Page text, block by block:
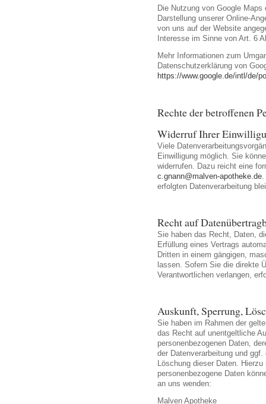
Die Nutzung von Google
Darstellung unserer Online-
von uns auf der Website
Interesse im Sinne von Art. 6
Mehr Informationen zum
Datenschutzerklärung von
https://www.google.de/intl/de/
Rechte der betroffenen
Widerruf Ihrer
Viele
Einwilligung möglich. Sie
widerrufen. Dazu reicht eine
c.gnann@malven-apotheke.de
erfolgten Datenverarbeitung
Recht auf
Sie haben das Recht, Daten,
Erfüllung eines Vertrags
Dritten in einem gängigen,
lassen. Sofern Sie die direkte
Verantwortlichen verlangen,
Auskunft, Sperrung,
Sie haben im Rahmen der
das Recht auf unentgeltliche
personenbezogenen Daten,
der Datenverarbeitung und
Löschung dieser Daten.
personenbezogene Daten
an uns wenden:
Malven Apotheke